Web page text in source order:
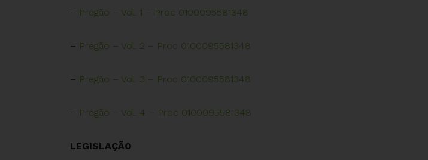
– Pregão – Vol. 1 – Proc 0100095581348
– Pregão – Vol. 2 – Proc 0100095581348
– Pregão – Vol. 3 – Proc 0100095581348
– Pregão – Vol. 4 – Proc 0100095581348
LEGISLAÇÃO